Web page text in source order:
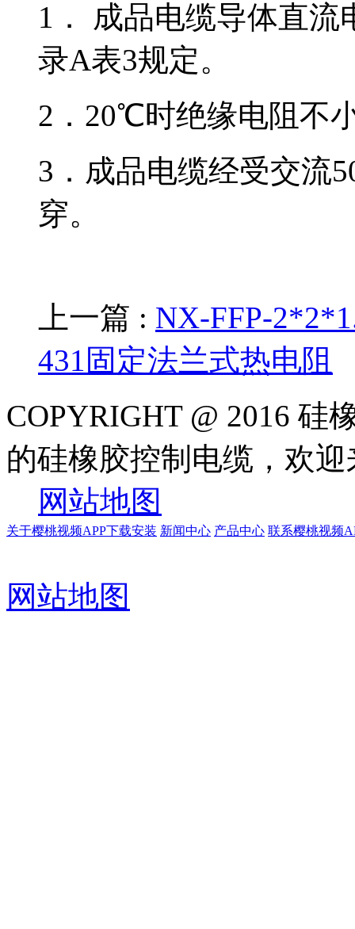
1． 成品电缆导体直流
录A表3规定。
2．20℃时绝缘电阻
3．成品电缆经受交流
穿。
上一篇 : NX-FFP-
431固定法兰式热电阻
COPYRIGHT @ 2016 硅
的硅橡胶控制电缆，
网站地图
关于樱桃视频APP下载安装 新闻中心 产品中心 联系樱桃视频
网站地图